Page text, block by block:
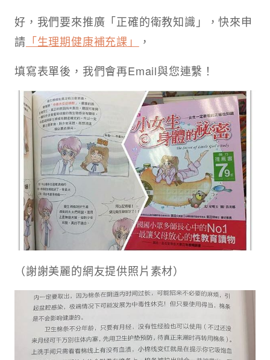
好，我們要來推廣「正確的衛教知識」，快來申
請 「生理期健康補充課」
，
填寫表單後，我們會再Email與您連繫！
（謝謝美麗的網友提供照片素材）